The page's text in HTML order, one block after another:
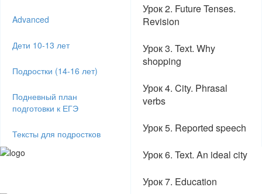
Урок 2. Future Tenses.
Revision
Урок 3. Text. Why
shopping
Урок 4. City. Phrasal
verbs
Урок 5. Reported speech
Урок 6. Text. An ideal city
Урок 7. Education
Advanced
Дети 10-13 лет
Подростки (14-16 лет)
Подневный план
подготовки к ЕГЭ
Тексты для подростков
Материалы аудирования
любезно предоставлены
издательством
expresspublishing.co.uk